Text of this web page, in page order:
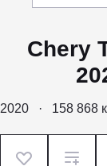
Chery
2020 · 158 868